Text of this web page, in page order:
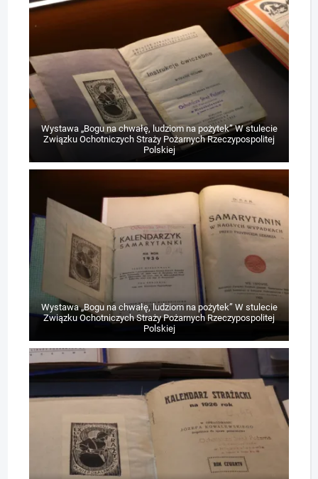
Wystawa „Bogu na chwałę, ludziom na pożytek” W stulecie
Związku Ochotniczych Straży Pożarnych Rzeczypospolitej
Polskiej
Wystawa „Bogu na chwałę, ludziom na pożytek” W stulecie
Związku Ochotniczych Straży Pożarnych Rzeczypospolitej
Polskiej